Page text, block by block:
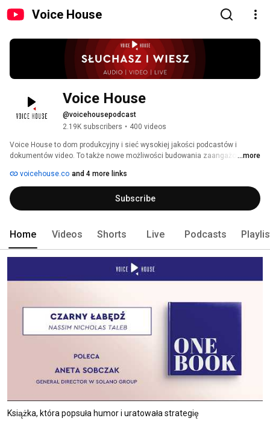
Voice House
Voice House
@voicehousepodcast
2.19K subscribers • 400 videos
Voice House to dom produkcyjny i sieć wysokiej jakości podcastów i
dokumentów video. To także nowe możliwości budowania zaangażowania
z agencji marketingowej Kuźniar Media.
...more
voicehouse.co and 4 more links
Subscribe
Home Videos Shorts Live Podcasts
Książka, która popsuła humor i uratowała strategię